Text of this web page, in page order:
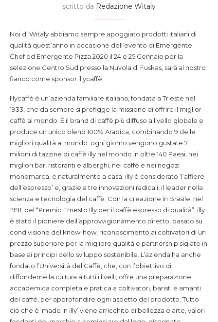
scritto da Redazione Witaly
Noi di Witaly abbiamo sempre apoggiato prodotti italiani di
qualità quest’anno in occasione dell’evento di Emergente
Chef ed Emergente Pizza 2020 il 24 e 25 Gennaio per la
selezione Centro Sud presso la Nuvola di Fuskas, sarà al nostro
fianco come sponsor illycaffè.
Illycaffè è un’azienda familiare italiana, fondata a Trieste nel
1933, che da sempre si prefigge la missione di offrire il miglior
caffè al mondo. È il brand di caffè più diffuso a livello globale e
produce un unico blend 100% Arabica, combinando 9 delle
migliori qualità al mondo: ogni giorno vengono gustate 7
milioni di tazzine di caffè illy nel mondo in oltre 140 Paesi, nei
migliori bar, ristoranti e alberghi, nei caffè e nei negozi
monomarca, e naturalmente a casa. illy è considerato ‘l’alfiere
dell’espresso’ e, grazie a tre innovazioni radicali, il leader nella
scienza e tecnologia del caffè. Con la creazione in Brasile, nel
1991, del “Premio Ernesto Illy per il caffè espresso di qualità”, illy
è stato il pioniere dell’approvvigionamento diretto, basato su
condivisione del know-how, riconoscimento ai coltivatori di un
prezzo superiore per la migliore qualità e partnership siglate in
base ai principi dello sviluppo sostenibile. L’azienda ha anche
fondato l’Università del Caffè, che, con l’obiettivo di
diffonderne la cultura a tutti i livelli, offre una preparazione
accademica completa e pratica a coltivatori, baristi e amanti
del caffè, per approfondire ogni aspetto del prodotto. Tutto
ciò che è ‘made in illy’ viene arricchito di bellezza e arte, valori